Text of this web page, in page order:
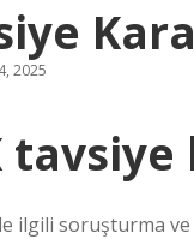
2025
ilgili soruşturma